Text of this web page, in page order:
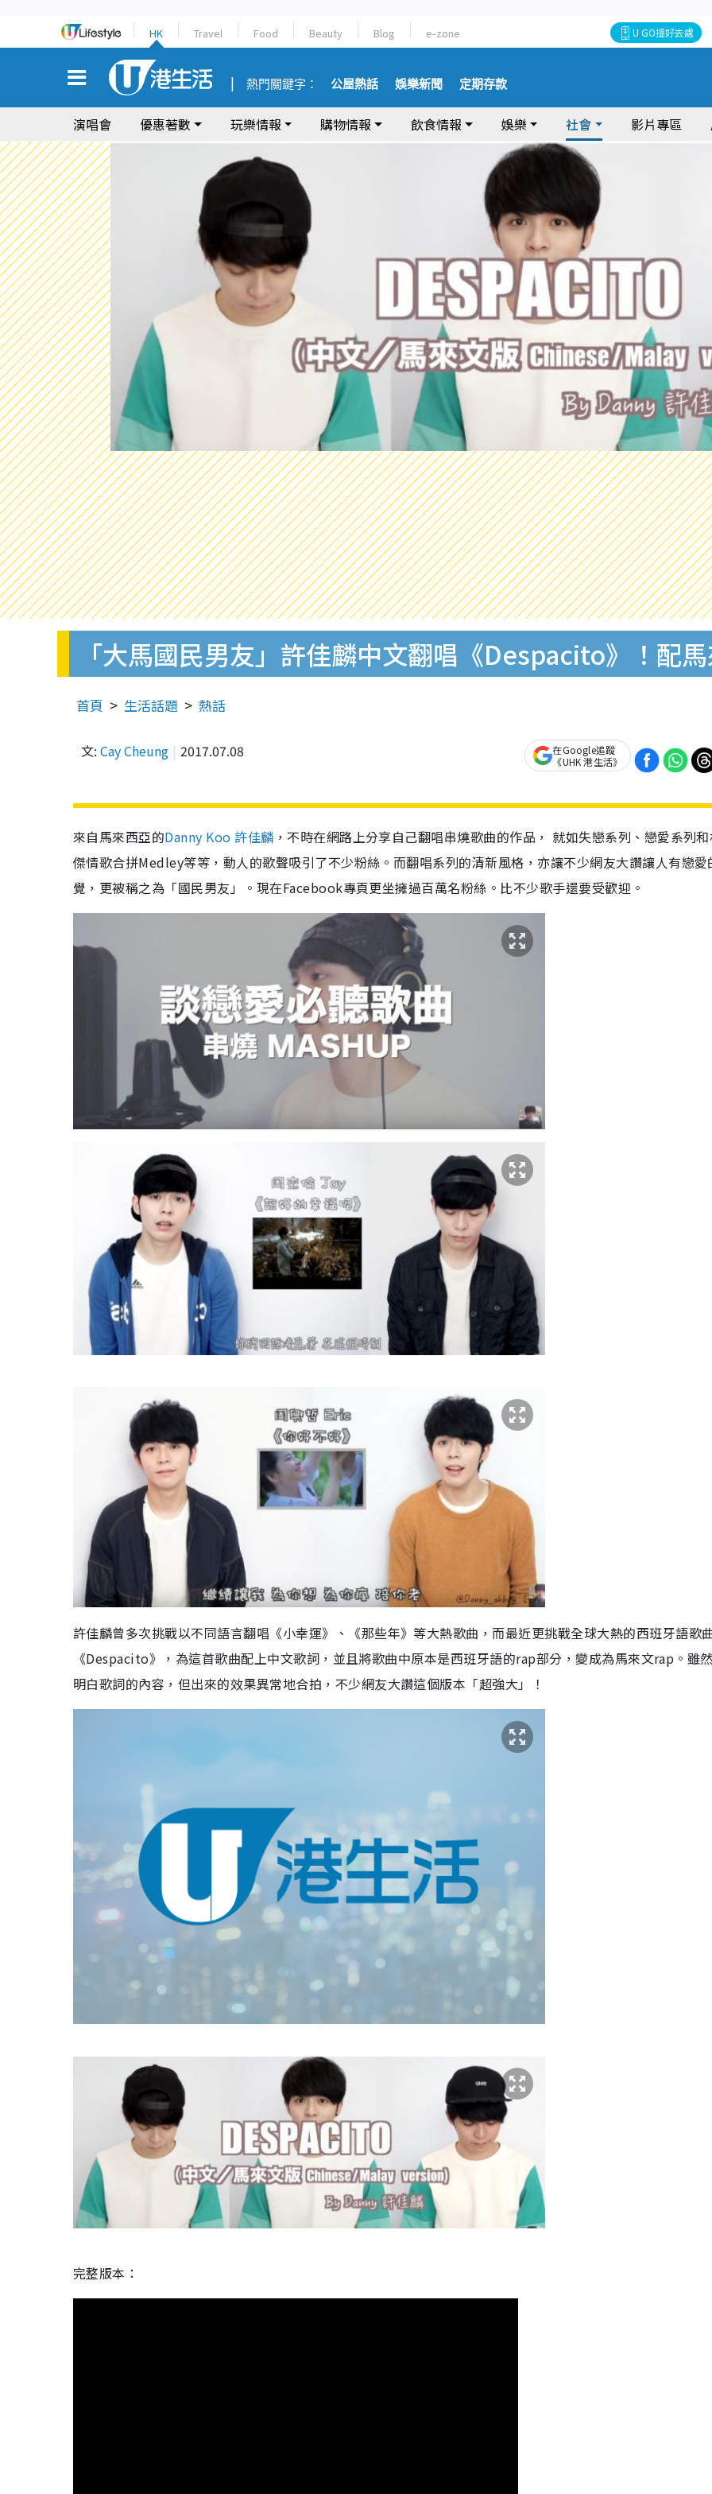
HK Travel Food Beauty Blog e-zone U GO搵好去處
熱門關鍵字： 公屋熱話 娛樂新聞 定期存款
演唱會 優惠著數 玩樂情報 購物情報 飲食情報 娛樂 社會 影片專區
「大馬國民男友」許佳麟中文翻唱《Despacito》！配
首頁 生活話題 熱話
文: Cay Cheung 2017.07.08
在Google追蹤
《UHK 港生活》
來自馬來西亞的Danny Koo 許佳麟 ，不時在網路上分享自己翻唱串燒歌曲的作品， 就如失戀系列、戀愛系列
傑情歌合拼Medley等等，動人的歌聲吸引了不少粉絲。而翻唱系列的清新風格，亦讓不少網友大讚讓人有戀愛
覺，更被稱之為「國民男友」。現在Facebook專頁更坐擁過百萬名粉絲。比不少歌手還要受歡迎。
許佳麟曾多次挑戰以不同語言翻唱《小幸運》、《那些年》等大熱歌曲，而最近更挑戰全球大熱的西班牙語歌
《Despacito》，為這首歌曲配上中文歌詞，並且將歌曲中原本是西班牙語的rap部分，變成為馬來文rap。雖
明白歌詞的內容，但出來的效果異常地合拍，不少網友大讚這個版本「超強大」！
完整版本：